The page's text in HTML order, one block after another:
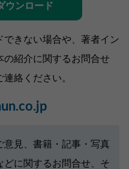
ウンロード
できない場合や、著者イン
の紹介に関するお問合せ
絡ください。
意見、書籍・記事・写真
どに関するお問合せ、そ